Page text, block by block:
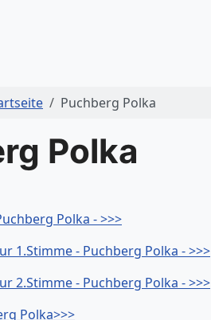
Puchberg Polka
Polka
Polka - >>>
1.Stimme - Puchberg Polka - >>>
2.Stimme - Puchberg Polka - >>>
Polka>>>